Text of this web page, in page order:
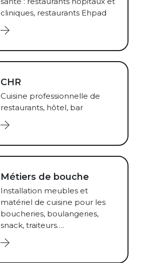
cliniques, restaurants Ehpad
CHR
Cuisine professionnelle de
restaurants, hôtel, bar
Métiers de bouche
Installation meubles et
matériel de cuisine pour les
boucheries, boulangeries,
snack, traiteurs….